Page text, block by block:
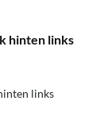
hinten links
links